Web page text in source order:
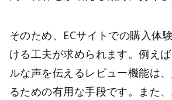
そのため、ECサイトでの購入体
ける工夫が求められます。例え
ルな声を伝えるレビュー機能は
るための有用な手段です。また